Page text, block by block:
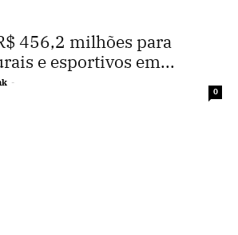
456,2 milhões para
e esportivos em...
-
0